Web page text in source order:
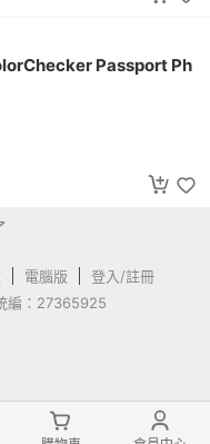
Passport Ph
電腦版
登入/註冊
編：27365925